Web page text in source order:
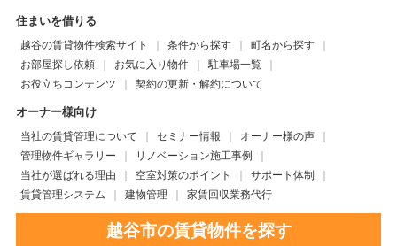
住まいを借りる
越谷の賃貸物件検索サイト 条件から探す
町名から探す
お部屋探し依頼
お気に入り物件
駐車場一覧
お役立ちコンテンツ
契約の更新・解約について
オーナー様向け
当社の賃貸管理について セミナー情報
オーナー様の声
管理物件ギャラリー
リノベーション施工事例
当社が選ばれる理由
空室対策のポイント
サポート体制
賃貸管理システム
建物管理 家賃回収業務代行
越谷市の賃貸物件を探す